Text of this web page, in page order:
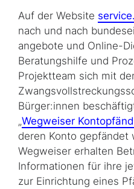
Auf der Website
nach und nach
angebote und Online-
Beratungshilfe und
Projektteam sich mit
Bürger:innen
„Wegweiser
deren Konto gepfändet
Wegweiser erhalten
In­for­ma­tio­nen für ihre
zur Einrichtung eines